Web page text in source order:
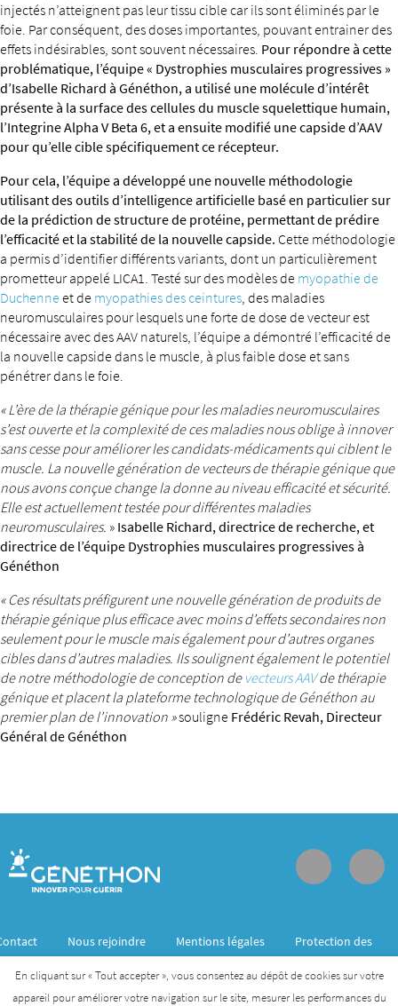
injectés n’atteignent pas leur tissu cible car ils sont éliminés par le
foie. Par conséquent, des doses importantes, pouvant entrainer des
effets indésirables, sont souvent nécessaires. Pour répondre à cette
problématique, l’équipe « Dystrophies musculaires progressives »
d’Isabelle Richard à Généthon, a utilisé une molécule d’intérêt
présente à la surface des cellules du muscle squelettique humain,
l’Integrine Alpha V Beta 6, et a ensuite modifié une capside d’AAV
pour qu’elle cible spécifiquement ce récepteur.
Pour cela, l’équipe a développé une nouvelle méthodologie
utilisant des outils d’intelligence artificielle basé en particulier sur
de la prédiction de structure de protéine, permettant de prédire
l’efficacité et la stabilité de la nouvelle capside. Cette méthodologie
a permis d’identifier différents variants, dont un particulièrement
prometteur appelé LICA1. Testé sur des modèles de myopathie de
Duchenne et de myopathies des ceintures, des maladies
neuromusculaires pour lesquels une forte de dose de vecteur est
nécessaire avec des AAV naturels, l’équipe a démontré l’efficacité de
la nouvelle capside dans le muscle, à plus faible dose et sans
pénétrer dans le foie.
« L’ère de la thérapie génique pour les maladies neuromusculaires
s’est ouverte et la complexité de ces maladies nous oblige à innover
sans cesse pour améliorer les candidats-médicaments qui ciblent le
muscle. La nouvelle génération de vecteurs de thérapie génique que
nous avons conçue change la donne au niveau efficacité et sécurité.
Elle est actuellement testée pour différentes maladies
neuromusculaires. » Isabelle Richard, directrice de recherche, et
directrice de l’équipe Dystrophies musculaires progressives à
Généthon
« Ces résultats préfigurent une nouvelle génération de produits de
thérapie génique plus efficace avec moins d’effets secondaires non
seulement pour le muscle mais également pour d’autres organes
cibles dans d’autres maladies. Ils soulignent également le potentiel
de notre méthodologie de conception de vecteurs AAVde thérapie
génique et placent la plateforme technologique de Généthon au
premier plan de l’innovation »souligne Frédéric Revah, Directeur
Général de Généthon
Nous rejoindre Mentions légales
Protection des
En cliquant sur « Tout accepter », vous consentez au dépôt de cookies sur votre
appareil pour améliorer votre navigation sur le site, mesurer les performances du